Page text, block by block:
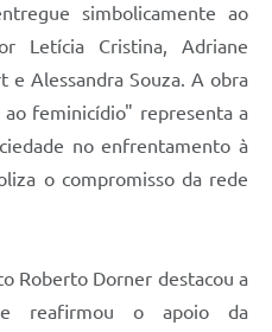
simbolicamente ao
Letícia Cristina, Adriane
e Alessandra Souza. A obra
feminicídio" representa a
no enfrentamento à
o compromisso da rede
Roberto Dorner destacou a
e reafirmou o apoio da